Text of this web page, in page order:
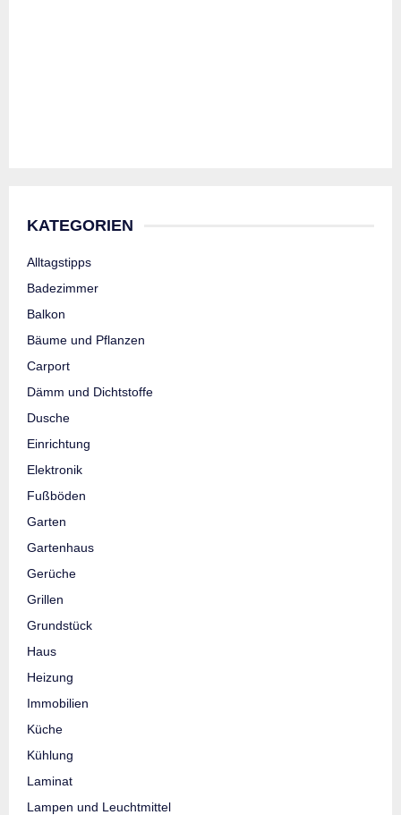
KATEGORIEN
Alltagstipps
Badezimmer
Balkon
Bäume und Pflanzen
Carport
Dämm und Dichtstoffe
Dusche
Einrichtung
Elektronik
Fußböden
Garten
Gartenhaus
Gerüche
Grillen
Grundstück
Haus
Heizung
Immobilien
Küche
Kühlung
Laminat
Lampen und Leuchtmittel